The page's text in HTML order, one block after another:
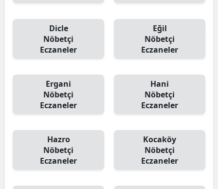
Dicle
Nöbetçi
Eczaneler
Eğil
Nöbetçi
Eczaneler
Ergani
Nöbetçi
Eczaneler
Hani
Nöbetçi
Eczaneler
Hazro
Nöbetçi
Eczaneler
Kocaköy
Nöbetçi
Eczaneler